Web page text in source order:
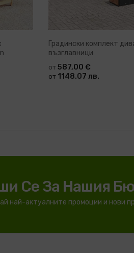
Градински комплект
възглавници
от 587,00 €
от 1148.07 лв.
Се За Нашия
най-актуалните промоции и нови